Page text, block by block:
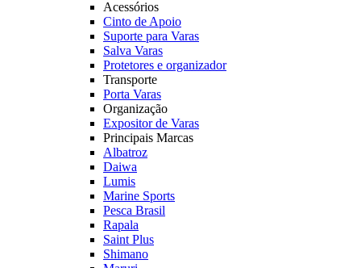
Acessórios
Cinto de Apoio
Suporte para Varas
Salva Varas
Protetores e organizador
Transporte
Porta Varas
Organização
Expositor de Varas
Principais Marcas
Albatroz
Daiwa
Lumis
Marine Sports
Pesca Brasil
Rapala
Saint Plus
Shimano